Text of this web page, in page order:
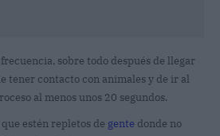
sobre todo después de llegar
tener contacto con animales y de ir al
al menos unos 20 segundos.
estén repletos de gente donde no